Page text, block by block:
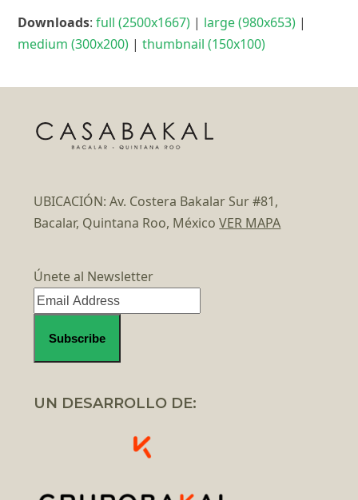
Downloads:full (2500x1667) | large (980x653) |
medium (300x200) |thumbnail (150x100)
UBICACIÓN: Av. Costera Bakalar Sur #81,
Bacalar, Quintana Roo, MéxicoVER MAPA
Únete al Newsletter
UN DESARROLLO DE: